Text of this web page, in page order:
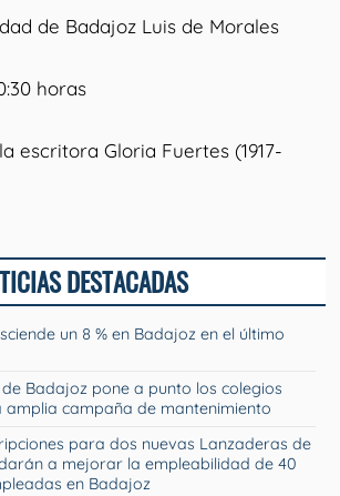
de Badajoz Luis de Morales
horas
escritora Gloria Fuertes (1917-
DESTACADAS
un 8 % en Badajoz en el último
Badajoz pone a punto los colegios
amplia campaña de mantenimiento
para dos nuevas Lanzaderas de
a mejorar la empleabilidad de 40
en Badajoz